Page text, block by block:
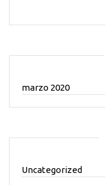
marzo 2020
Uncategorized